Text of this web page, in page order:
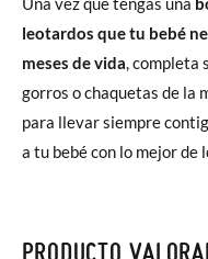
leotardos que tu bebé
meses de vida, completa
gorros o chaquetas de la
para llevar siempre
a tu bebé con lo mejor de
PRODUCTO